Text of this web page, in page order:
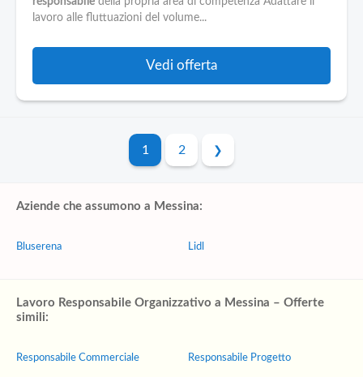
lavoro alle fluttuazioni del volume...
Vedi offerta
1 2
Aziende che assumono a Messina:
Bluserena Lidl
Lavoro Responsabile Organizzativo a Messina – Offerte
simili:
Responsabile Commerciale Responsabile Progetto